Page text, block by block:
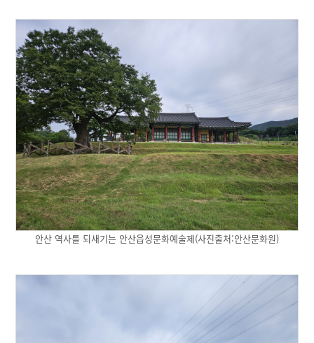
안산 역사를 되새기는 안산읍성문화예술제(사진출처:안산문화원)